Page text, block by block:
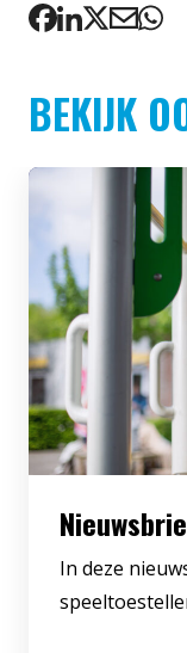
BEKIJK
In deze